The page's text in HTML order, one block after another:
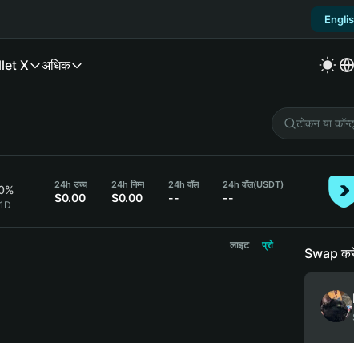
X अधिक
1D
24h उच्च
$0.00
24h निम्न
$0.00
24h वॉल
--
24h वॉल(USDT)
--
लाइट प्रो
Swap